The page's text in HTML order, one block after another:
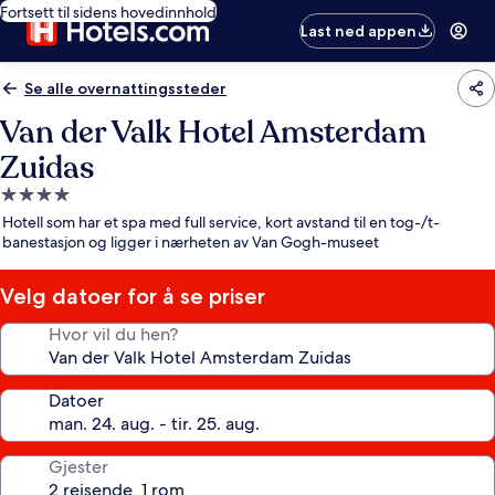
Fortsett til sidens hovedinnhold
Last ned appen
Se alle overnattingssteder
Van der Valk Hotel Amsterdam
Zuidas
Overnattingssted
med
4.0
stjerner
Hotell som har et spa med full service, kort avstand til en tog-/t-
banestasjon og ligger i nærheten av Van Gogh-museet
Velg datoer for å se priser
Hvor vil du hen?
Datoer
Gjester